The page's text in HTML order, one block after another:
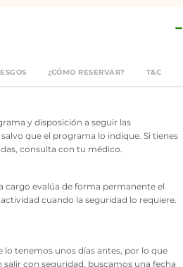
−
¿CÓMO RESERVAR? T&C
y disposición a seguir las
que el programa lo indique. Si tienes
consulta con tu médico.
cargo evalúa de forma permanente el
cuando la seguridad lo requiere.
lo tenemos unos días antes, por lo que
con seguridad, buscamos una fecha